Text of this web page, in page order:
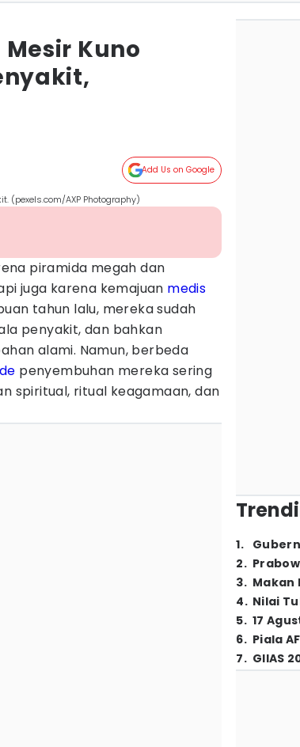
Kuno
Add Us on Google
(pexels.com/AXP Photography)
piramida megah dan
juga karena kemajuan medis
tahun lalu, mereka sudah
penyakit, dan bahkan
alami. Namun, berbeda
penyembuhan mereka sering
spiritual, ritual keagamaan, dan
1.
2.
3. Makan
4. Nilai
5. 17
6. Piala
7. GIIAS